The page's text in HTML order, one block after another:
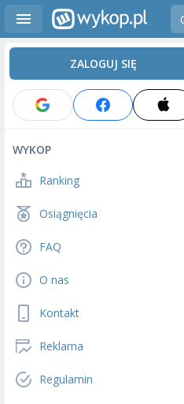
ZALOGUJ SIĘ
WYKOP
Ranking
Osiągnięcia
FAQ
O nas
Kontakt
Reklama
Regulamin